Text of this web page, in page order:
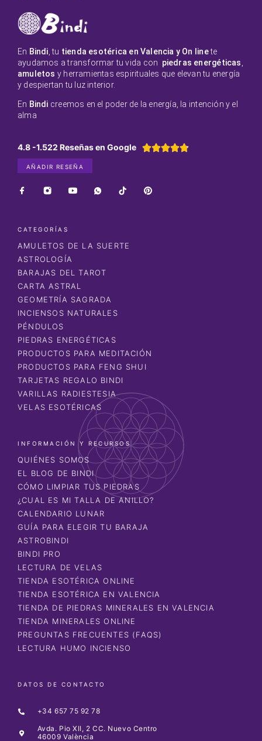
En Bindi , tu tienda esotérica en Valencia y On linete
ayudamos a transformar tu vida con piedras energéticas
amuletos y herramientas espirituales que elevan tu energía
y despiertan tu luz interior.
En Bindi creemos en el poder de la energía, la intención y el
alma
4.8 -1.522 Reseñas en Google 
AÑADIR RESEÑA
CATEGORÍAS
AMULETOS DE LA SUERTE
ASTROLOGÍA
BARAJAS DEL TAROT
CARTA ASTRAL
GEOMETRÍA SAGRADA
INCIENSOS NATURALES
PÉNDULOS
PIEDRAS ENERGÉTICAS
PRODUCTOS PARA MEDITACIÓN
PRODUCTOS PARA FENG SHUI
TARJETAS REGALO BINDI
VARILLAS RADIESTESIA
VELAS ESOTÉRICAS
INFORMACIÓN Y RECURSOS
QUIÉNES SOMOS
EL BLOG DE BINDI
CÓMO LIMPIAR TUS PIEDRAS
¿CUAL ES MI TALLA DE ANILLO?
CALENDARIO LUNAR
GUÍA PARA ELEGIR TU BARAJA
ASTROBINDI
BINDI PRO
LECTURA DE VELAS
TIENDA ESOTÉRICA ONLINE
TIENDA ESOTÉRICA EN VALENCIA
TIENDA DE PIEDRAS MINERALES EN VALENCIA
TIENDA MINERALES ONLINE
PREGUNTAS FRECUENTES (FAQS)
LECTURA HUMO INCIENSO
DATOS DE CONTACTO
+34 657 75 92 78
Avda. Pio XII, 2 CC. Nuevo Centro
46009 València